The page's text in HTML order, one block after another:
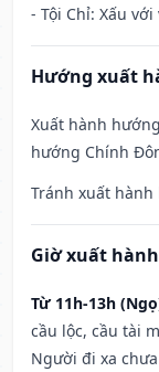
- Tội Chỉ: Xấu
Hướng xuất
Xuất hành
hướng Chính
Tránh xuất
Giờ xuất
Từ 11h-13h
cầu lộc, cầu tài
Người đi xa